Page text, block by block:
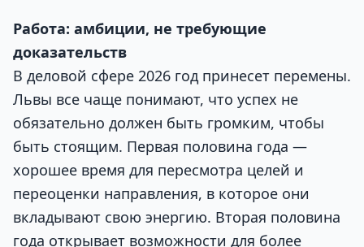
Работа: амбиции, не требующие
доказательств
В деловой сфере 2026 год принесет перемены.
Львы все чаще понимают, что успех не
обязательно должен быть громким, чтобы
быть стоящим. Первая половина года —
хорошее время для пересмотра целей и
переоценки направления, в которое они
вкладывают свою энергию. Вторая половина
года открывает возможности для более